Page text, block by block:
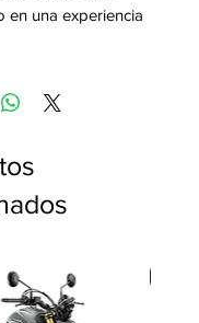
en una experiencia